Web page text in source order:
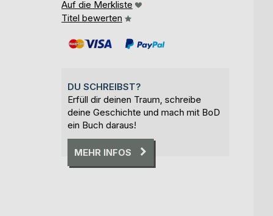
Auf die Merkliste
Titel bewerten
DU SCHREIBST?
Erfüll dir deinen Traum, schreibe
deine Geschichte und mach mit BoD
ein Buch daraus!
MEHR INFOS